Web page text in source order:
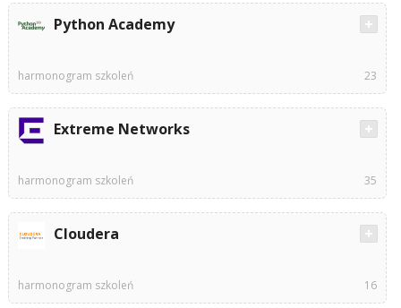
Python Academy
harmonogram szkoleń 23
Extreme Networks
harmonogram szkoleń 35
Cloudera
harmonogram szkoleń 16